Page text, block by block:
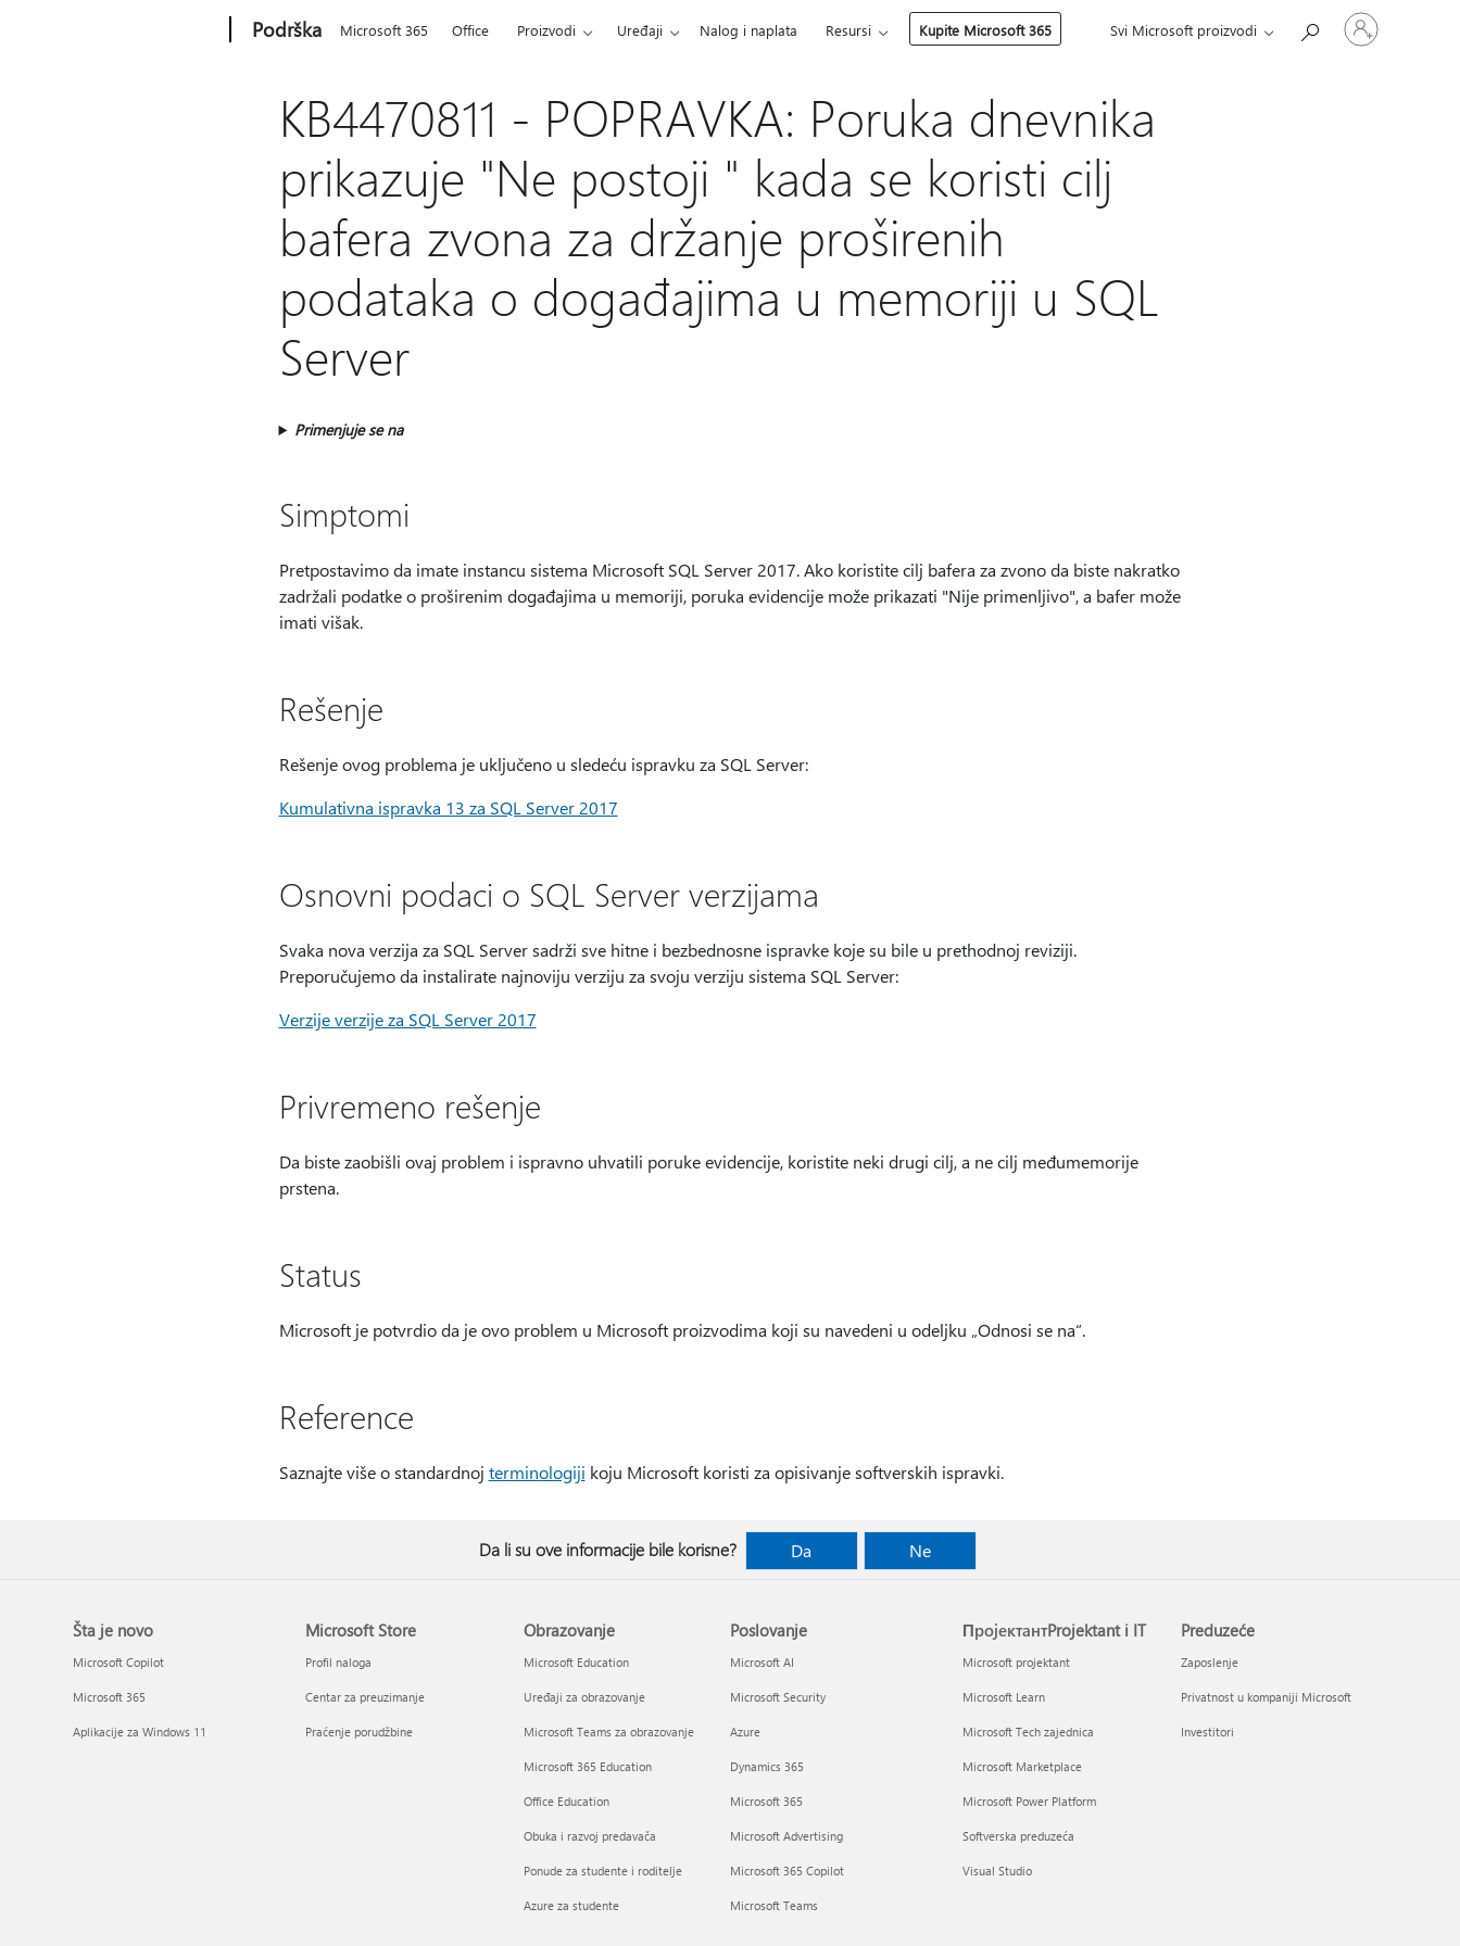
Podrška Microsoft 365 Office Proizvodi Uređaji Nalog i naplata Resursi Kupite Microsoft 365 Svi Microsoft proizvodi
Prijavite
se
KB4470811 - POPRAVKA: Poruka dnevnika
prikazuje "Ne postoji " kada se koristi cilj
bafera zvona za držanje proširenih
podataka o događajima u memoriji u SQL
Server
Primenjuje se na
Simptomi
Pretpostavimo da imate instancu sistema Microsoft SQL Server 2017. Ako koristite cilj bafera za zvono da biste nakratko
zadržali podatke o proširenim događajima u memoriji, poruka evidencije može prikazati "Nije primenljivo", a bafer može
imati višak.
Rešenje
Rešenje ovog problema je uključeno u sledeću ispravku za SQL Server:
Kumulativna ispravka 13 za SQL Server 2017
Osnovni podaci o SQL Server verzijama
Svaka nova verzija za SQL Server sadrži sve hitne i bezbednosne ispravke koje su bile u prethodnoj reviziji.
Preporučujemo da instalirate najnoviju verziju za svoju verziju sistema SQL Server:
Verzije verzije za SQL Server 2017
Privremeno rešenje
Da biste zaobišli ovaj problem i ispravno uhvatili poruke evidencije, koristite neki drugi cilj, a ne cilj međumemorije
prstena.
Status
Microsoft je potvrdio da je ovo problem u Microsoft proizvodima koji su navedeni u odeljku „Odnosi se na“.
Reference
Saznajte više o standardnoj terminologiji koju Microsoft koristi za opisivanje softverskih ispravki.
Da li su ove informacije bile korisne? Da Ne
Šta je novo
Microsoft Copilot
Microsoft 365
Aplikacije za Windows 11
Microsoft Store
Profil naloga
Centar za preuzimanje
Praćenje porudžbine
Obrazovanje
Microsoft Education
Uređaji za obrazovanje
Microsoft Teams za obrazovanje
Microsoft 365 Education
Office Education
Obuka i razvoj predavača
Ponude za studente i roditelje
Azure za studente
Poslovanje
Microsoft AI
Microsoft Security
Azure
Dynamics 365
Microsoft 365
Microsoft Advertising
Microsoft 365 Copilot
Microsoft Teams
ПројектантProjektant i IT
Microsoft projektant
Microsoft Learn
Microsoft Tech zajednica
Microsoft Marketplace
Microsoft Power Platform
Softverska preduzeća
Visual Studio
Preduzeće
Zaposlenje
Privatnost u kompaniji Microsoft
Investitori